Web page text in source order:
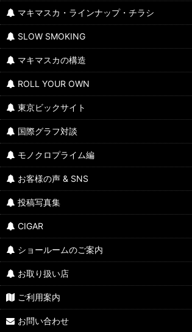
マキマスカ・ラインナップ・チラシ
SLOW SMOKING
マキマスカの構造
ROLL YOUR OWN
東京ビックサイト
国際グラフ対談
モノクロプライム編
お客様の声 & SNS
投稿写真集
CIGAR
ショールームのご案内
お取り扱い店
ご利用案内
お問い合わせ